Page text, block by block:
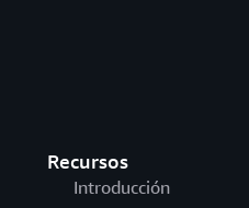
Recursos
Introducción